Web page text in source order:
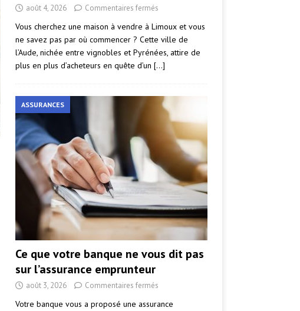
août 4, 2026 Commentaires fermés
Vous cherchez une maison à vendre à Limoux et vous
ne savez pas par où commencer ? Cette ville de
l’Aude, nichée entre vignobles et Pyrénées, attire de
plus en plus d’acheteurs en quête d’un […]
ASSURANCES
Ce que votre banque ne vous dit pas
sur l’assurance emprunteur
août 3, 2026 Commentaires fermés
Votre banque vous a proposé une assurance